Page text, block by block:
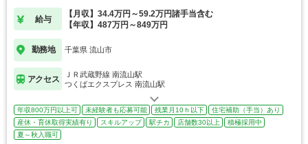
給与
【月収】34.4万円～59.2万円諸手当含む
【年収】487万円～849万円
勤務地 千葉県 流山市
アクセス
ＪＲ武蔵野線 南流山駅
つくばエクスプレス 南流山駅
年収800万円以上可 未経験者も応募可能 残業月10ｈ以下
住宅補助（手当）あり
産休・育休取得実績有り
スキルアップ 駅チカ 店舗数30以上
積極採用中
夏～秋入職可